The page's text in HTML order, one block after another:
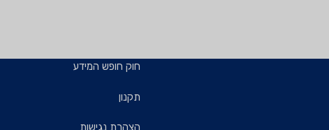
חוק חופש המידע
תקנון
הצהרת נגישות